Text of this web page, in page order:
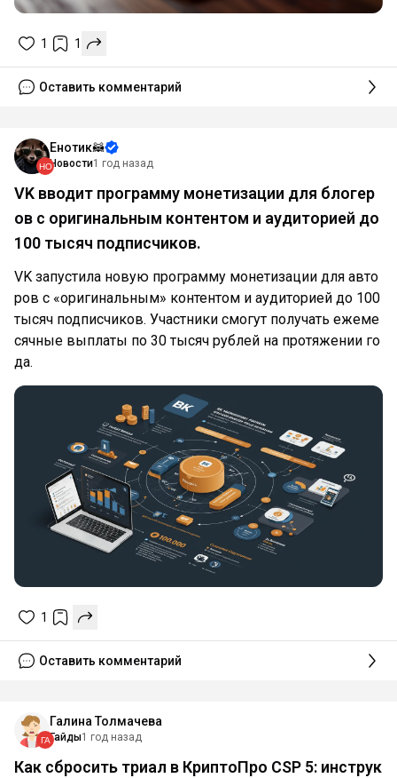
1 1
Оставить комментарий
Енотик🦝
Новости1 год назад
VK вводит программу монетизации для блогер
ов с оригинальным контентом и аудиторией до
100 тысяч подписчиков.
VK запустила новую программу монетизации для авто
ров с «оригинальным» контентом и аудиторией до 100
тысяч подписчиков. Участники смогут получать ежеме
сячные выплаты по 30 тысяч рублей на протяжении го
да.
1
Оставить комментарий
Галина Толмачева
Гайды1 год назад
Как сбросить триал в КриптоПро CSP 5: инструк